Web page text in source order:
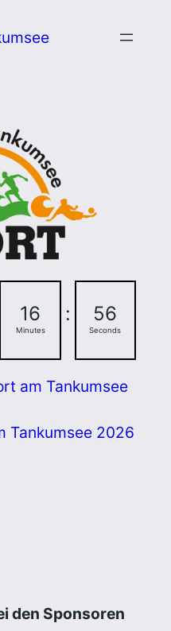
16
Minutes
: 55
Seconds
am Tankumsee
Tankumsee 2026
den Sponsoren